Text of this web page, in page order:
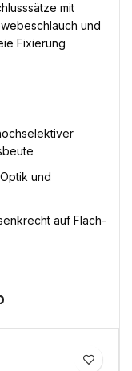
mit
und
Fixierung
und
auf Flach-